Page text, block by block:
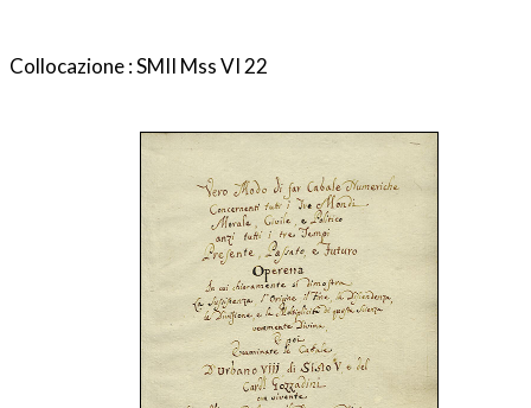
Collocazione : SMII Mss VI 22